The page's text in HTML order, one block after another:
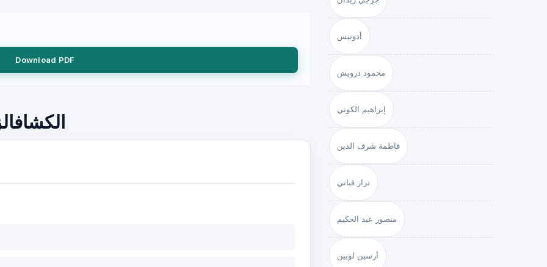
Download PDF
أدونيس
محمود درويش
إبراهيم الكوني
فاطمة شرف الدين
نزار قباني
منصور عبد الحكيم
أرسين لوبين